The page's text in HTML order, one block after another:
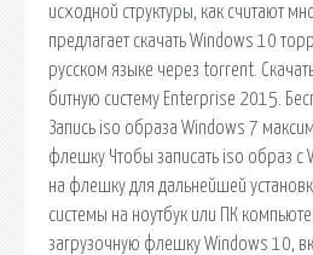
исходной структуры, как считают
предлагает скачать Windows 10
русском языке через torrent.
битную систему Enterprise 2015.
Запись iso образа Windows 7
флешку Чтобы записать iso образ с
на флешку для дальнейшей
системы на ноутбук или ПК
загрузочную флешку Windows 10,